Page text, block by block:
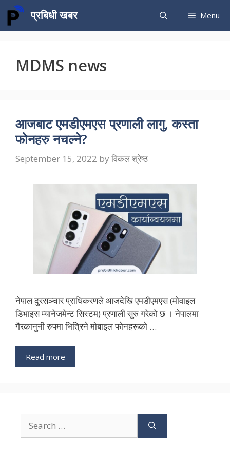
Skip
content
प्रबिधी खबर Menu
MDMS news
आजबाट एमडीएमएस प्रणाली लागु, कस्ता
फोनहरु नचल्ने?
September 15, 2022 by विकल श्रेष्ठ
नेपाल दुरसञ्चार प्राधिकरणले आजदेखि एमडीएमएस (मोवाइल
डिभाइस म्यानेजमेन्ट सिस्टम) प्रणाली सुरु गरेको छ । नेपालमा
गैरकानुनी रुपमा भित्रिने मोबाइल फोनहरूको …
Read more
for: